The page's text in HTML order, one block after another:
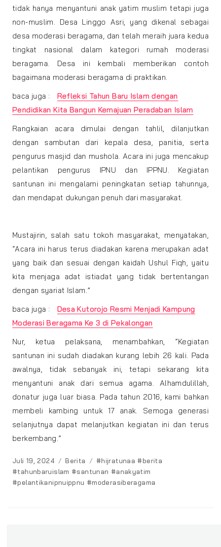
tidak hanya menyantuni anak yatim muslim tetapi juga
non-muslim. Desa Linggo Asri, yang dikenal sebagai
desa moderasi beragama, dan telah meraih juara kedua
tingkat nasional dalam kategori rumah moderasi
beragama. Desa ini kembali memberikan contoh
bagaimana moderasi beragama di praktikan.
baca juga :
Refleksi Tahun Baru Islam dengan
Pendidikan Kita Bangun Kemajuan Peradaban Islam
Rangkaian acara dimulai dengan tahlil, dilanjutkan
dengan sambutan dari kepala desa, panitia, serta
pengurus masjid dan mushola. Acara ini juga mencakup
pelantikan pengurus IPNU dan IPPNU. Kegiatan
santunan ini mengalami peningkatan setiap tahunnya,
dan mendapat dukungan penuh dari masyarakat.
Mustajirin, salah satu tokoh masyarakat, menyatakan,
“Acara ini harus terus diadakan karena merupakan adat
yang baik dan sesuai dengan kaidah Ushul Fiqh, yaitu
kita menjaga adat istiadat yang tidak bertentangan
dengan syariat Islam.”
baca juga :
Desa Kutorojo Resmi Menjadi Kampung
Moderasi Beragama Ke 3 di Pekalongan
Nur, ketua pelaksana, menambahkan, “Kegiatan
santunan ini sudah diadakan kurang lebih 26 kali. Pada
awalnya, tidak sebanyak ini, tetapi sekarang kita
menyantuni anak dari semua agama. Alhamdulillah,
donatur juga luar biasa. Pada tahun 2016, kami bahkan
membeli kambing untuk 17 anak. Semoga generasi
selanjutnya dapat melanjutkan kegiatan ini dan terus
berkembang.”
Posted
on
Juli 19, 2024 Categories
Berita Tags
#hijratunaa #berita
#tahunbaruislam #santunan #anakyatim
#pelantikanipnuippnu #moderasiberagama